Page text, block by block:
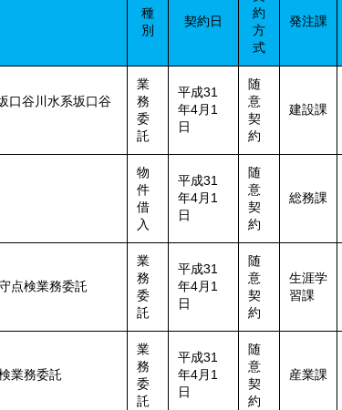
種
別
契約日
約
方
式
発注課
口谷川水系坂口谷
業
務
委
託
平成31
年4月1
日
随
意
契
約
建設課
物
件
借
入
平成31
年4月1
日
随
意
契
約
総務課
点検業務委託
業
務
委
託
平成31
年4月1
日
随
意
契
約
生涯学
習課
業務委託
業
務
委
託
平成31
年4月1
日
随
意
契
約
産業課